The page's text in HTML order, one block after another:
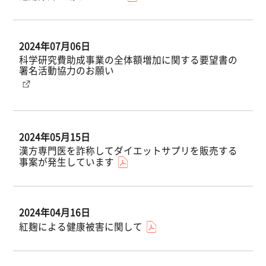
2024年07月06日
科学研究費助成事業の全体額増加に関する要望書の
署名活動協力のお願い
2024年05月15日
漢方専門医を詐称してダイエットサプリを販売する
事案が発生しています
2024年04月16日
紅麹による健康被害に関して